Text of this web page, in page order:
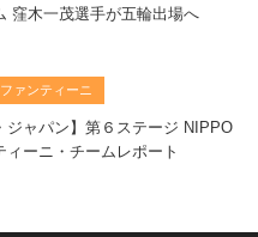
窪木一茂選手が五輪出場へ
ァンティーニ
ジャパン】第６ステージ NIPPO
ィーニ・チームレポート